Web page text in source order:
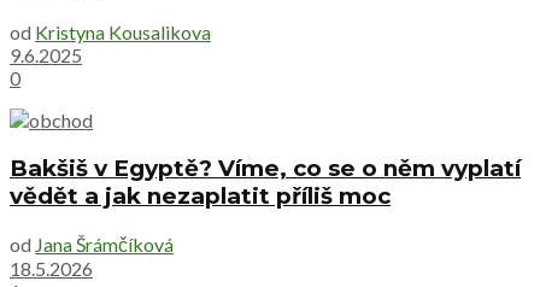
od Kristyna Kousalikova
9.6.2025
0
Bakšiš v Egyptě? Víme, co se o něm vyplatí
vědět a jak nezaplatit příliš moc
od Jana Šrámčíková
18.5.2026